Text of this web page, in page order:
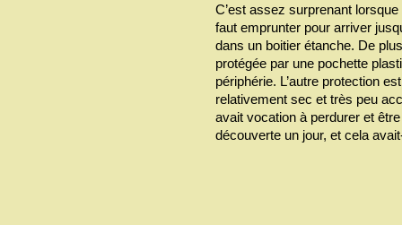
C’est assez surprenant lorsque
faut emprunter pour arriver
dans un boitier étanche. De
protégée par une pochette
périphérie. L’autre protection
relativement sec et très peu
avait vocation à perdurer et
découverte un jour, et cela